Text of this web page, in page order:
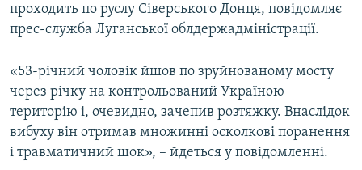
ДОЛУЧАЙСЯ!
Усі сайти RFE/RL
проходить по руслу Сіверського Донця, повідомляє
прес-служба Луганської облдержадміністрації.
«53-річний чоловік йшов по зруйнованому мосту
через річку на контрольований Україною
територію і, очевидно, зачепив розтяжку. Внаслідок
вибуху він отримав множинні осколкові поранення
і травматичний шок», – йдеться у повідомленні.